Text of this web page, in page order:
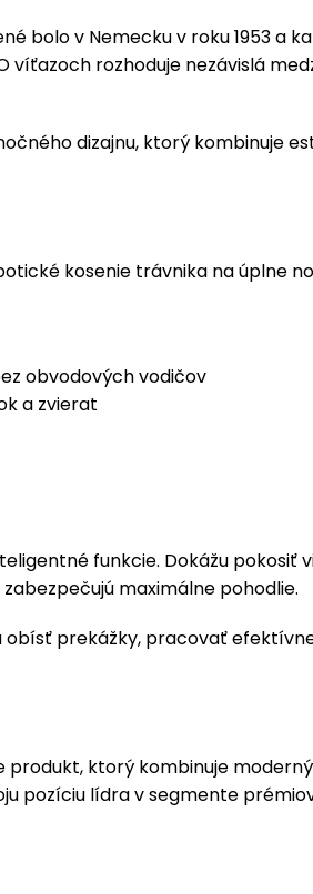
bolo v Nemecku v roku 1953 a
rozhoduje nezávislá
dizajnu, ktorý kombinuje
kosenie trávnika na úplne
obvodových vodičov
a zvierat
funkcie. Dokážu pokosiť
maximálne pohodlie.
prekážky, pracovať
produkt, ktorý kombinuje
pozíciu lídra v segmente